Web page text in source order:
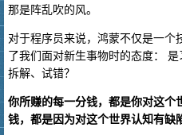
那是阵乱吹的风。
对于程序员来说，鸿蒙不仅是一
了我们面对新生事物时的态度：
拆解、试错？
你所赚的每一分钱，都是你对这
钱，都是因为对这个世界认知有缺